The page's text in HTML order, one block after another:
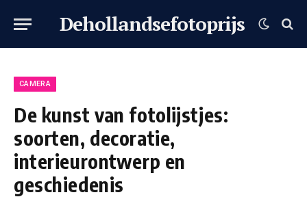
Dehollandsefotoprijs
CAMERA
De kunst van fotolijstjes:
soorten, decoratie,
interieurontwerp en
geschiedenis